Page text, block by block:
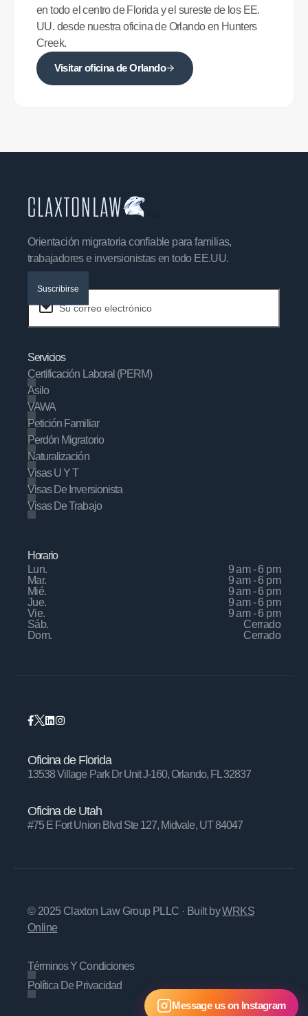
en todo el centro de Florida y el sureste de los EE.
UU. desde nuestra oficina de Orlando en Hunters
Creek.
Visitar oficina de Orlando
Orientación migratoria confiable para familias,
trabajadores e inversionistas en todo EE.UU.
Suscribirse
Servicios
Certificación Laboral (PERM)
Asilo
VAWA
Petición Familiar
Perdón Migratorio
Naturalización
Visas U Y T
Visas De Inversionista
Visas De Trabajo
Horario
Lun.
9 am - 6 pm
Mar.
9 am - 6 pm
Mié.
9 am - 6 pm
Jue.
9 am - 6 pm
Vie.
9 am - 6 pm
Sáb.
Cerrado
Dom.
Cerrado
Oficina de Florida
13538 Village Park Dr Unit J-160, Orlando, FL 32837
Oficina de Utah
#75 E Fort Union Blvd Ste 127, Midvale, UT 84047
© 2025 Claxton Law Group PLLC · Built byWRKS
Online
Términos Y Condiciones
Política De Privacidad
Message us on Instagram